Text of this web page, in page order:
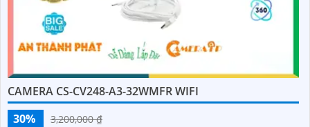
CAMERA CS-CV248-A3-32WMFR WIFI
30%
3,200,000 ₫